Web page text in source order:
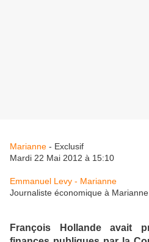
Marianne - Exclusif
Mardi 22 Mai 2012 à 15:10
Emmanuel Levy - Marianne
Journaliste économique à Marianne
François Hollande avait